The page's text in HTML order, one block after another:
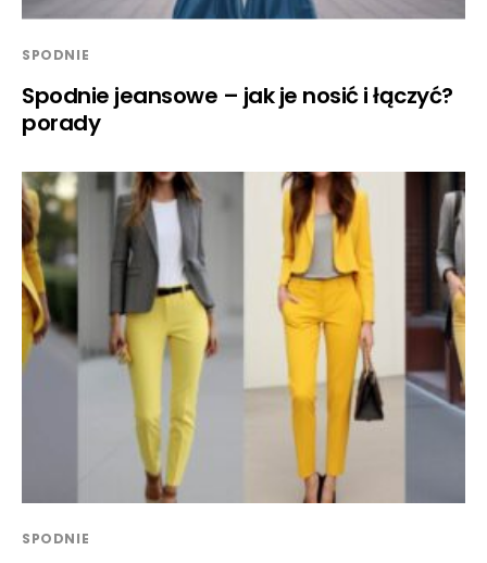
SPODNIE
Spodnie jeansowe – jak je nosić i łączyć?
porady
SPODNIE